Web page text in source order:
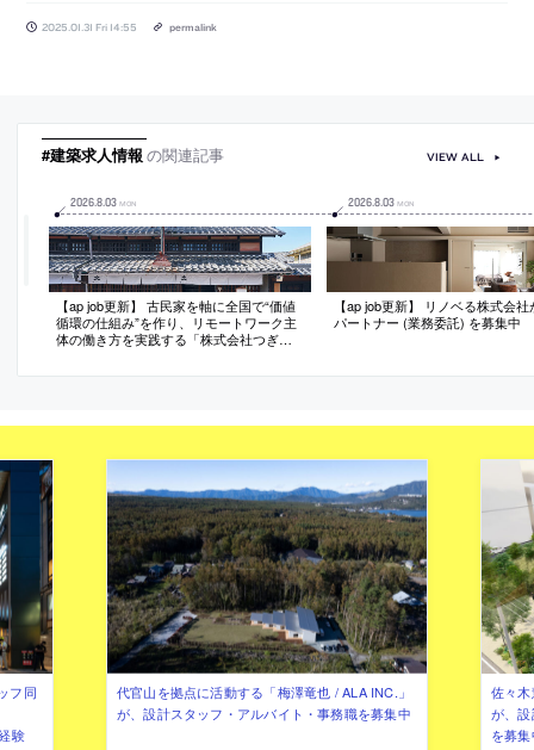
2025.01.31 Fri 14:55 permalink
#建築求人情報 の関連記事
2026.8.03 MON
【ap job更新】 古民家を軸に全国で“価値
循環の仕組み”を作り、リモートワーク主
体の働き方を実践する「株式会社つぎ
を募集中
2026.8.03 MON
【ap job更新】 リノベる株式会
パートナー (業務委託) を募集中
VIEW ALL
フ同
験
代官山を拠点に活動する「梅澤竜也 / ALA INC.」
が、設計スタッフ・アルバイト・事務職を募集中
佐々
が、
を募